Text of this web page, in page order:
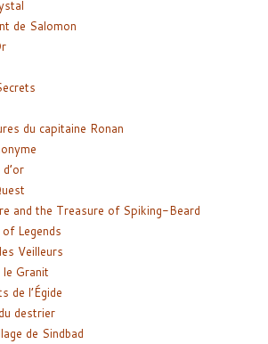
de Salomon
du capitaine Ronan
and the Treasure of Spiking-Beard
Legends
Veilleurs
le Granit
de l’Égide
destrier
de Sindbad